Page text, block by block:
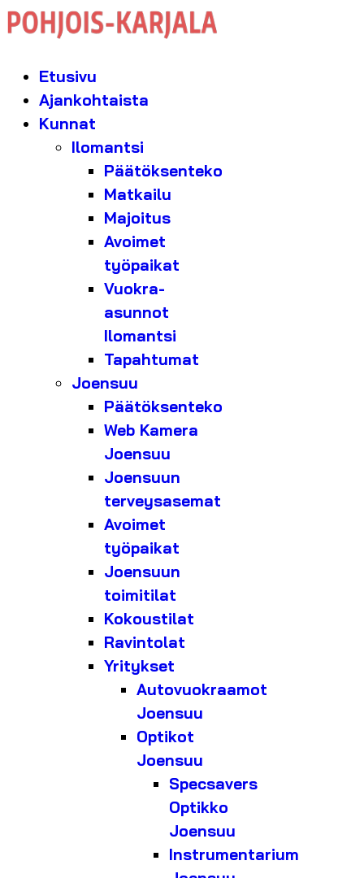
Etusivu
Ajankohtaista
Kunnat
Ilomantsi
Päätöksenteko
Matkailu
Majoitus
Avoimet
työpaikat
Vuokra-
asunnot
Ilomantsi
Tapahtumat
Joensuu
Päätöksenteko
Web Kamera
Joensuu
Joensuun
terveysasemat
Avoimet
työpaikat
Joensuun
toimitilat
Kokoustilat
Ravintolat
Yritykset
Autovuokraamot
Joensuu
Optikot
Joensuu
Specsavers
Optikko
Joensuu
Instrumentarium